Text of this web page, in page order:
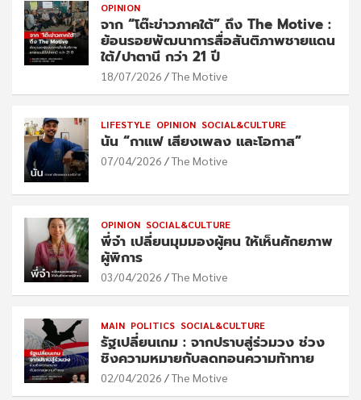
OPINION
จาก “โต๊ะข่าวภาคใต้” ถึง The Motive :
ย้อนรอยพัฒนาการสื่อสันติภาพชายแดน
ใต้/ปาตานี กว่า 21 ปี
18/07/2026 The Motive
LIFESTYLE OPINION SOCIAL&CULTURE
นัน “กาแฟ เสียงเพลง และโอกาส”
07/04/2026 The Motive
OPINION SOCIAL&CULTURE
พี่จ๋า เปลี่ยนมุมมองผู้ฅน ให้เห็นศักยภาพ
ผู้พิการ
03/04/2026 The Motive
MAIN POLITICS SOCIAL&CULTURE
รัฐเปลี่ยนเกม : จากปราบสู่ร่วมวง ช่วง
ชิงความหมายกับลดทอนความท้าทาย
02/04/2026 The Motive